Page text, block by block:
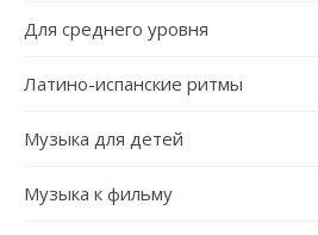
Для среднего уровня
Латино-испанские ритмы
Музыка для детей
Музыка к фильму